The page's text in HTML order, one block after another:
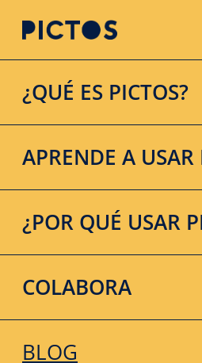
¿QUÉ ES PICTOS?
APRENDE A USAR
¿POR QUÉ USAR
COLABORA
BLOG